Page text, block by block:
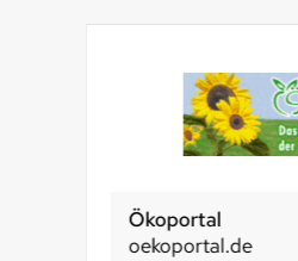
Ökoportal
oekoportal.de